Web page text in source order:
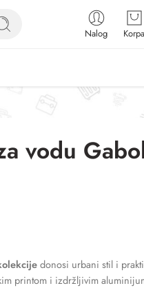
Nalog Korpa
vodu
donosi urbani stil i
printom i izdržljivim